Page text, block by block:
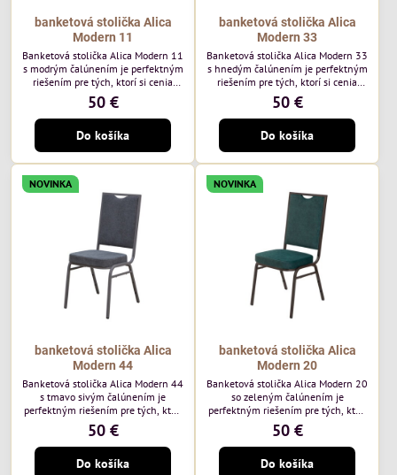
banketová stolička Alica
Modern 11
Banketová stolička Alica Modern 11
s modrým čalúnením je perfektným
riešením pre tých, ktorí si cenia
vysokú kvalitu a jedinečný dizajn.
Stolička je výnimočná použitím
vysoko kvalitného modrého
čalúnenia Mossa 79 od poľského
výrobcu Davis ktorého látka má
hmotnosť 325 g/m², čo zaručuje
výnimočnú odolnosť a pohodlie.
Okrem toho je látka vybavená
technológiou Easy-Clean, vďaka
ktorej sa ľahko...
50 €
Do košíka
banketová stolička Alica
Modern 33
Banketová stolička Alica Modern 33
s hnedým čalúnením je perfektným
riešením pre tých, ktorí si cenia
vysokú kvalitu a jedinečný dizajn.
Stolička je výnimočná použitím
vysoko kvalitného hnedého
čalúnenia Mossa 29 od poľského
výrobcu Davis ktorého látka má
hmotnosť 325 g/m², čo zaručuje
výnimočnú odolnosť a pohodlie.
Okrem toho je látka vybavená
technológiou Easy-Clean, vďaka
ktorej sa ľahko...
50 €
Do košíka
NOVINKA
banketová stolička Alica
Modern 44
Banketová stolička Alica Modern 44
s tmavo sivým čalúnením je
perfektným riešením pre tých, ktorí
si cenia vysokú kvalitu a jedinečný
dizajn. Stolička je výnimočná
použitím vysoko kvalitného tmavo
sivého zamatového čalúnenia od
50 €
Do košíka
NOVINKA
banketová stolička Alica
Modern 20
Banketová stolička Alica Modern 20
so zeleným čalúnením je
perfektným riešením pre tých, ktorí
si cenia vysokú kvalitu a jedinečný
dizajn. Stolička je výnimočná
použitím vysoko kvalitného tmavo
zeleného zamatového čalúnenia od
50 €
Do košíka